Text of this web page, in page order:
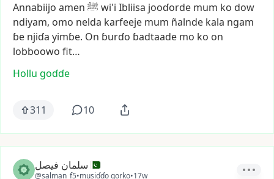
Annabiijo amen ﷺ wi'i Ibliisa jooɗorde mum ko dow
ndiyam, omo nelda karfeeje mum ñalnde kala ngam
ɓe njiɗa yimɓe. On ɓurɗo ɓadtaade mo ko on
lobboowo fit…
Hollu goɗɗe
311 10
سلمان فیصل
@salman_f5•musiɗɗo gorko•17w